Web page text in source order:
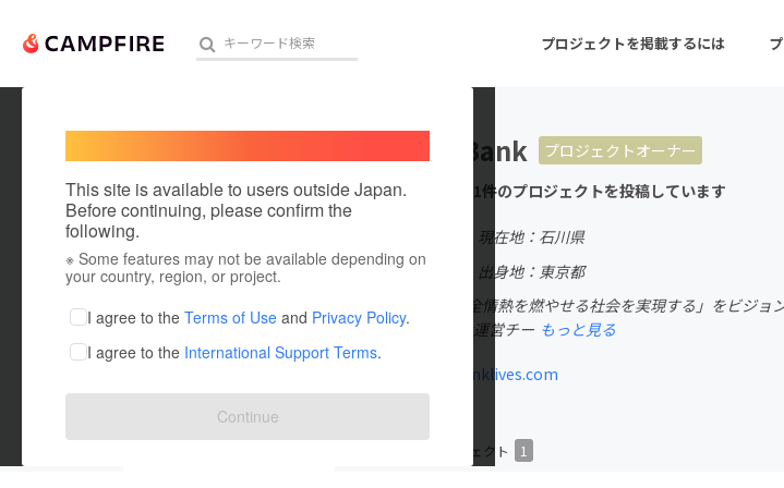
プロジェクトを掲載するには
人気のプロジェクト 注目のリターン 注目の新着プロジェクト
アート・写真 音楽
テクノロジー・ガジェット
ゲーム・サービス開発
映像・映画
ビジネス・起業
まちづくり・地域活性化
This site is available to users outside Japan.
Before continuing, please confirm the
following.
※ Some features may not be available depending on
your country, region, or project.
I agree to the Terms of Use and Privacy Policy.
I agree to the International Support Terms.
Continue
SportsBank
プロジェクトオーナー
これまでに1件のプロジェクトを投稿しています
現在地：石川県
出身国：日本
出身地：東京都
「スポーツに全情熱を燃やせる社会を実現する」をビジ
のSportsBank運営チー もっと見る
sports.banklives.com
プロジェクト 1